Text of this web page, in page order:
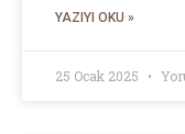
YAZIYI OKU »
25 Ocak 2025